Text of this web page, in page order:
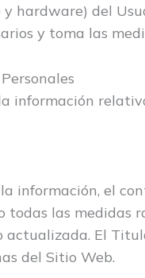
hardware) del
y toma las
información
información, el
todas las
actualizada. El
del Sitio Web.